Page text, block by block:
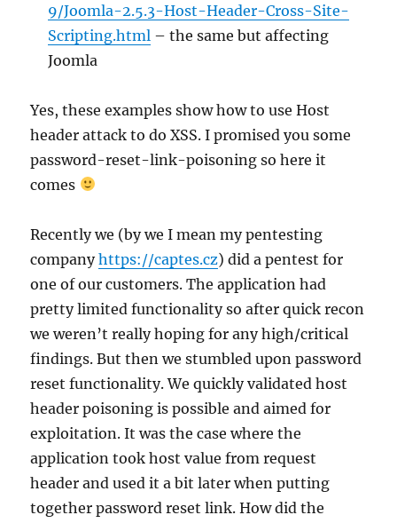
9/Joomla-2.5.3-Host-Header-Cross-Site-
Scripting.html – the same but affecting
Joomla
Yes, these examples show how to use Host
header attack to do XSS. I promised you some
password-reset-link-poisoning so here it
comes
Recently we (by we I mean my pentesting
companyhttps://captes.cz) did a pentest for
one of our customers. The application had
pretty limited functionality so after quick recon
we weren’t really hoping for any high/critical
findings. But then we stumbled upon password
reset functionality. We quickly validated host
header poisoning is possible and aimed for
exploitation. It was the case where the
application took host value from request
header and used it a bit later when putting
together password reset link. How did the